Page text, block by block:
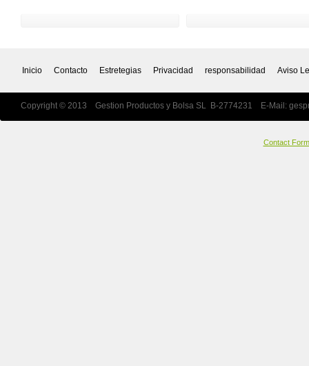
Inicio Contacto Estretegias Privacidad responsabilidad Aviso
Copyright © 2013 Gestion Productos y Bolsa SL B-2774231 E-Mail:
Contact Form